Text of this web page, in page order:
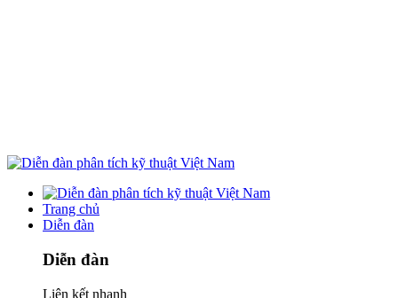
Trang chủ
Diễn đàn
Diễn đàn
Liên kết nhanh